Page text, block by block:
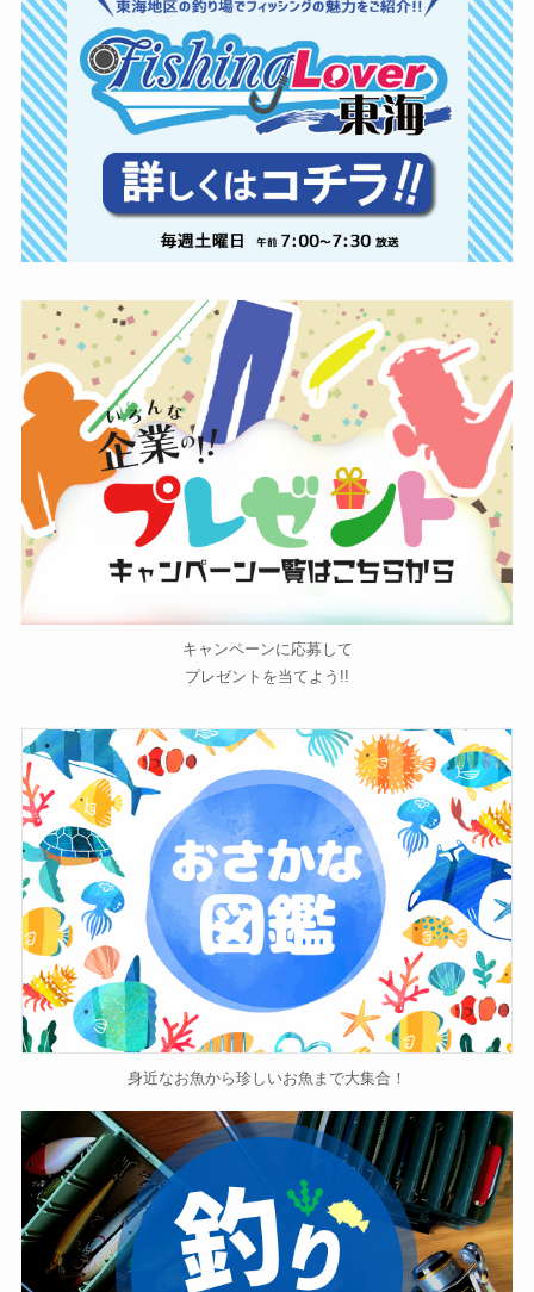
キャンペーンに応募して
プレゼントを当てよう!!
身近なお魚から珍しいお魚まで大集合！